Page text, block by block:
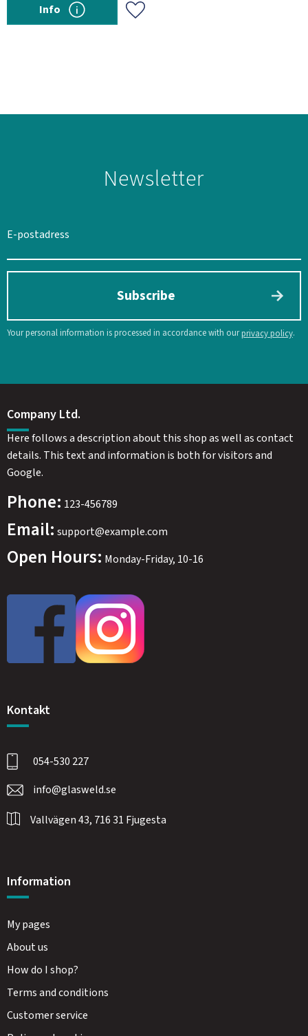
Add to favorites
Info
Newsletter
Subscribe
Your personal information is processed in accordance with ourprivacy policy.
Company Ltd.
Here follows a description about this shop as well as contact
details. This text and information is both for visitors and
Google.
Phone: 123-456789
Email: support@example.com
Open Hours: Monday-Friday, 10-16
Kontakt
054-530 227
info@glasweld.se
Vallvägen 43, 716 31 Fjugesta
Information
My pages
About us
How do I shop?
Terms and conditions
Customer service